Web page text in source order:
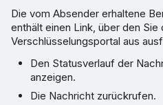
Die vom Absender erhaltene
enthält einen Link, über den
Verschlüsselungsportal aus
Den Statusverlauf der
anzeigen.
Die Nachricht zurückrufen.